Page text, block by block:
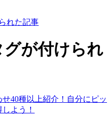
れた記事
グが付けられ